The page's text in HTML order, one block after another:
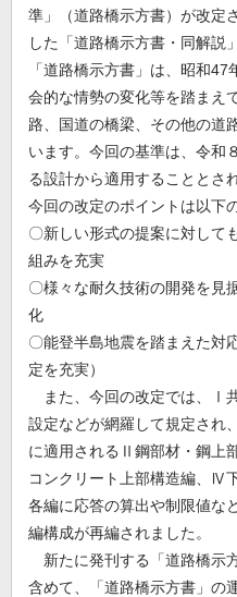
準」（道路橋示方書）が改定
した「道路橋示方書・同解説
「道路橋示方書」は、昭和
会的な情勢の変化等を踏まえ
路、国道の橋梁、その他の道
います。今回の基準は、令和
る設計から適用することとさ
今回の改定のポイントは以下
〇新しい形式の提案に対して
組みを充実
〇様々な耐久技術の開発を見
化
〇能登半島地震を踏まえた対
定を充実）
また、今回の改定では、Ⅰ
設定などが網羅して規定され
に適用されるⅡ鋼部材・鋼上
コンクリート上部構造編、Ⅳ
各編に応答の算出や制限値な
編構成が再編されました。
新たに発刊する「道路橋示
含めて、「道路橋示方書」の